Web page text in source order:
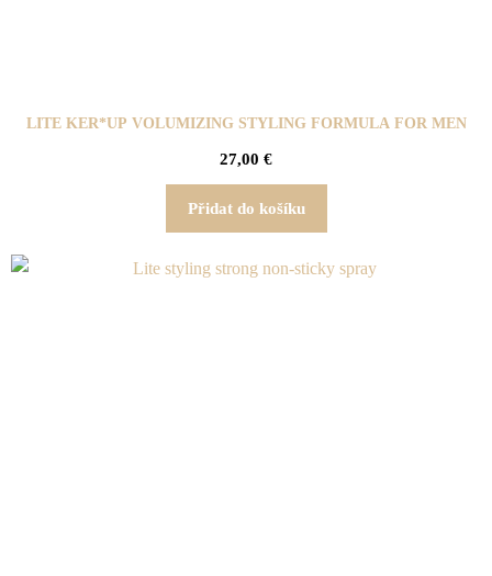
LITE KER*UP VOLUMIZING STYLING FORMULA FOR MEN
27,00 €
Přidat do košíku